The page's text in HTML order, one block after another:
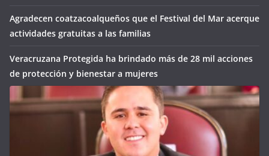
Agradecen coatzacoalqueños que el Festival del Mar acerque
actividades gratuitas a las familias
Veracruzana Protegida ha brindado más de 28 mil acciones
de protección y bienestar a mujeres